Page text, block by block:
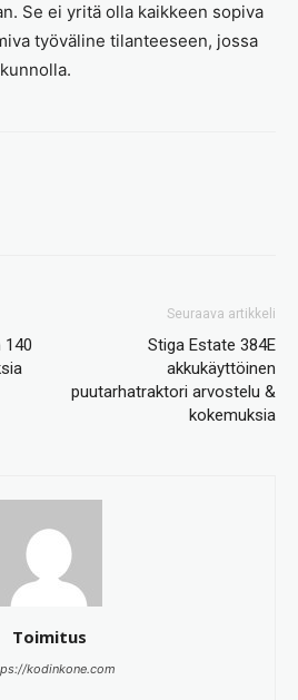
Se ei yritä olla kaikkeen sopiva
työväline tilanteeseen, jossa
140
Seuraava artikkeli
Stiga Estate 384E
akkukäyttöinen
puutarhatraktori arvostelu &
kokemuksia
Toimitus
kodinkone.com